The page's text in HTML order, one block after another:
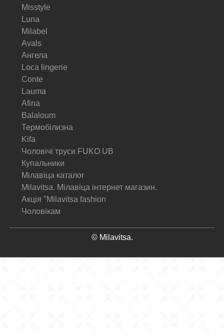
Misstyle
Luna
Milabel
Avals
Ангела
Loca lingerie
Conte
Lauma
Afina
Balaloum
Термобілизна
Kifa
Чоловічі труси FUKO UB
Купальники
Мілавіца каталог
Milavitsa. Мілавіца інтернет магазин.
Акція "Milavitsa fashion
Чоловікам
© Milavitsa.